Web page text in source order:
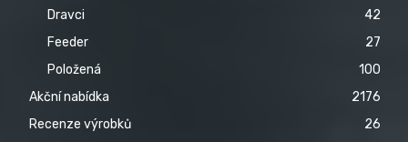
Dravci
42
Feeder
27
Položená
100
Akční nabídka
2176
Recenze výrobků
26